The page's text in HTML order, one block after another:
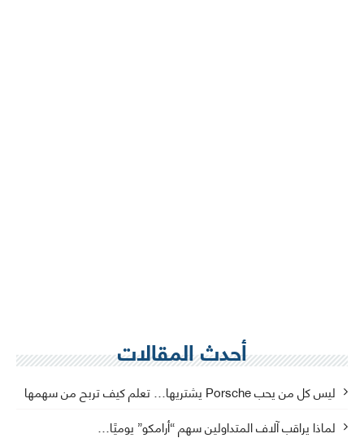
أحدث المقالات
ليس كل من يحب Porsche يشتريها… تعلم كيف تربح من سهمها
لماذا يراقب آلاف المتداولين سهم “أرامكو” يوميًا…